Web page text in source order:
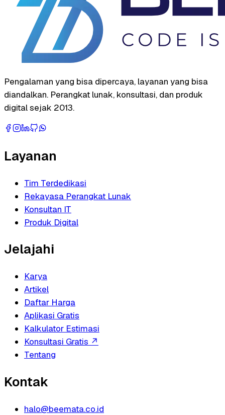
Pengalaman yang bisa dipercaya, layanan yang bisa
diandalkan. Perangkat lunak, konsultasi, dan produk
digital sejak 2013.
Layanan
Tim Terdedikasi
Rekayasa Perangkat Lunak
Konsultan IT
Produk Digital
Jelajahi
Karya
Artikel
Daftar Harga
Aplikasi Gratis
Kalkulator Estimasi
Konsultasi Gratis ↗
Tentang
Kontak
halo@beemata.co.id